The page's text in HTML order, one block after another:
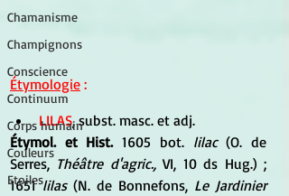
Chamanisme
Champignons
Conscience
Continuum
Corps humain
Couleurs
Etoiles
Étymologie :
LILAS, subst. masc. et adj.
Étymol. et Hist. 1605 bot. lilac (O. de
Serres, Théâtre d'agric., VI, 10 ds Hug.) ;
1651 lilas (N. de Bonnefons, Le Jardinier